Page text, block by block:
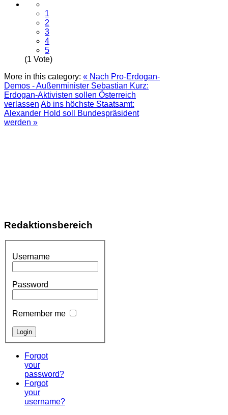
1
2
3
4
5
(1 Vote)
More in this category: « Nach Pro-Erdogan-
Demos - Außenminister Sebastian Kurz:
Erdogan-Aktivisten sollen Österreich
verlassen Ab ins höchste Staatsamt:
Alexander Hold soll Bundespräsident
werden »
Redaktionsbereich
Username
Password
Remember me
Forgot
your
password?
Forgot
your
username?